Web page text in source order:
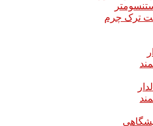
ترک چرم